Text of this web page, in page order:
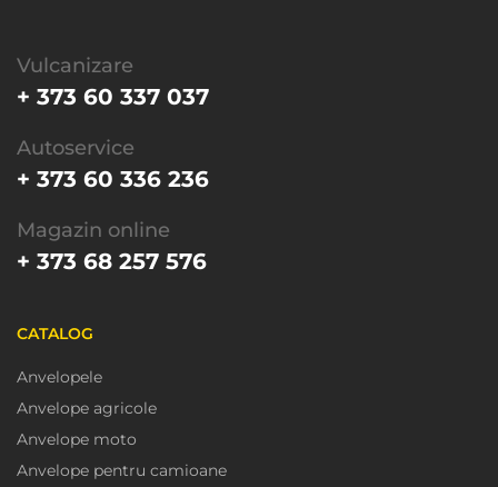
Vulcanizare
+ 373 60 337 037
Autoservice
+ 373 60 336 236
Magazin online
+ 373 68 257 576
CATALOG
Anvelopele
Anvelope agricole
Anvelope moto
Anvelope pentru camioane